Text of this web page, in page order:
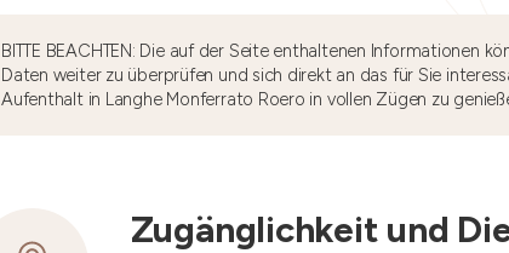
BITTE BEACHTEN: Die auf der Seite enthaltenen Informationen
Daten weiter zu überprüfen und sich direkt an das für Sie
Aufenthalt in Langhe Monferrato Roero in vollen Zügen zu
Zugänglichkeit und